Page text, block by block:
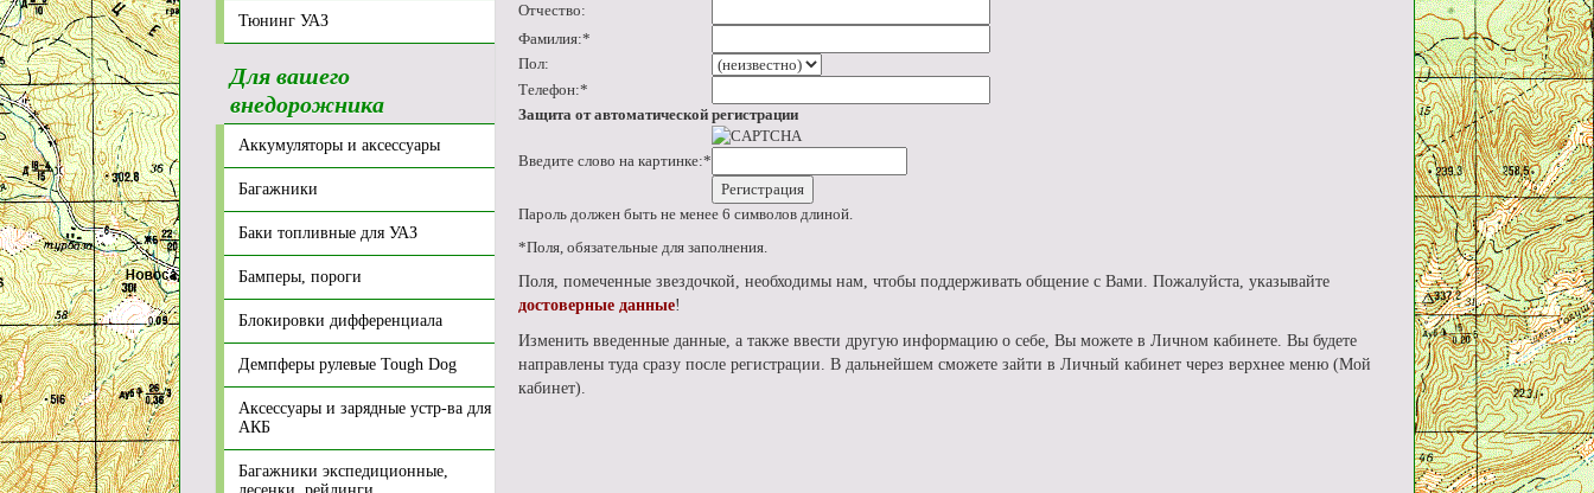
Отчество:
Фамилия:*
Пол:
Телефон:*
Защита от автоматической регистрации
Введите слово на картинке:*
Пароль должен быть не менее 6 символов длиной.
*Поля, обязательные для заполнения.
Поля, помеченные звездочкой, необходимы нам, чтобы поддерживать общение с Вами. Пожалуйста, указывайте
достоверные данные!
Изменить введенные данные, а также ввести другую информацию о себе, Вы можете в Личном кабинете. Вы будете
направлены туда сразу после регистрации. В дальнейшем сможете зайти в Личный кабинет через верхнее меню (Мой
кабинет).
Тюнинг УАЗ
Для вашего
внедорожника
Аккумуляторы и аксессуары
Багажники
Баки топливные для УАЗ
Бамперы, пороги
Блокировки дифференциала
Демпферы рулевые Tough Dog
Аксессуары и зарядные устр-ва для
АКБ
Багажники экспедиционные,